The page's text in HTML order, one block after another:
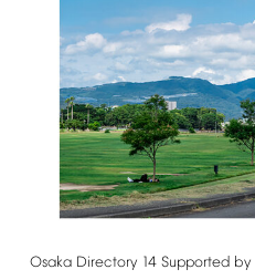
Osaka Directory 14 Supported by